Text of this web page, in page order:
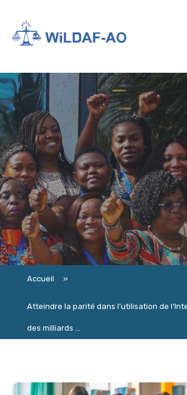
Accueil »
Atteindre la parité dans l’utilisation de
des milliards ...